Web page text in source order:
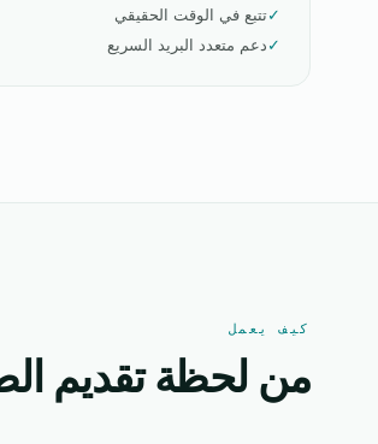
✓تتبع في الوقت الحقيقي
✓دعم متعدد البريد السريع
كيف يعمل
من لحظة تقديم